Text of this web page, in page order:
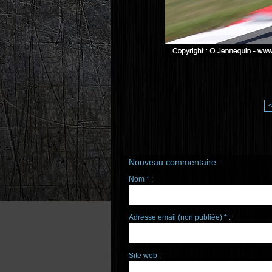
<
Nouveau commentaire :
Nom * :
Adresse email (non publiée) * :
Site web :